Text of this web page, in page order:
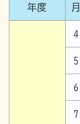
年度 月
4
5
6
7